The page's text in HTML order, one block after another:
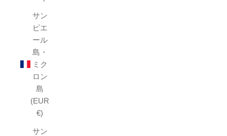
サン
ピエ
ール
島・
ミク
ロン
島
(EUR
€)
サン